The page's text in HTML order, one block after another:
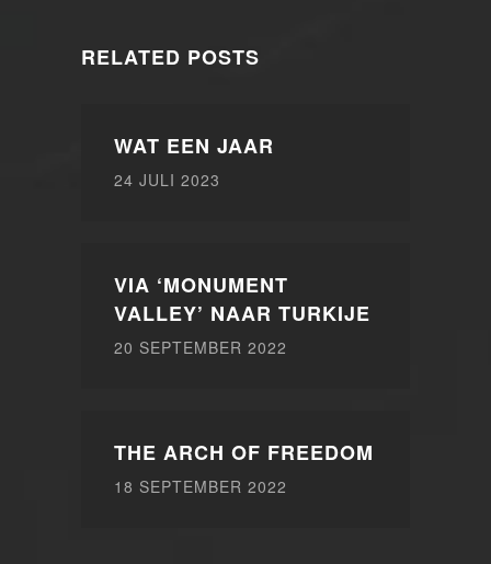
RELATED POSTS
WAT EEN JAAR
24 JULI 2023
VIA ‘MONUMENT
VALLEY’ NAAR TURKIJE
20 SEPTEMBER 2022
THE ARCH OF FREEDOM
18 SEPTEMBER 2022